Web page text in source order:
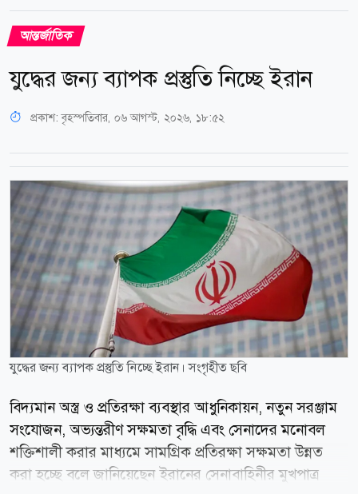
আন্তর্জাতিক
যুদ্ধের জন্য ব্যাপক প্রস্তুতি নিচ্ছে ইরান
প্রকাশ:বৃহস্পতিবার, ০৬ আগস্ট, ২০২৬, ১৮:৫২
যুদ্ধের জন্য ব্যাপক প্রস্তুতি নিচ্ছে ইরান। সংগৃহীত ছবি
বিদ্যমান অস্ত্র ও প্রতিরক্ষা ব্যবস্থার আধুনিকায়ন, নতুন সরঞ্জাম
সংযোজন, অভ্যন্তরীণ সক্ষমতা বৃদ্ধি এবং সেনাদের মনোবল
শক্তিশালী করার মাধ্যমে সামগ্রিক প্রতিরক্ষা সক্ষমতা উন্নত
করা হচ্ছে বলে জানিয়েছেন ইরানের সেনাবাহিনীর মুখপাত্র